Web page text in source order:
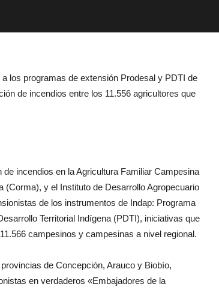
los programas de extensión Prodesal y PDTI de
de incendios entre los 11.556 agricultores que
incendios en la Agricultura Familiar Campesina
(Corma), y el Instituto de Desarrollo Agropecuario
de los instrumentos de Indap: Programa
Territorial Indígena (PDTI), iniciativas que
campesinos y campesinas a nivel regional.
de Concepción, Arauco y Biobío,
en verdaderos «Embajadores de la